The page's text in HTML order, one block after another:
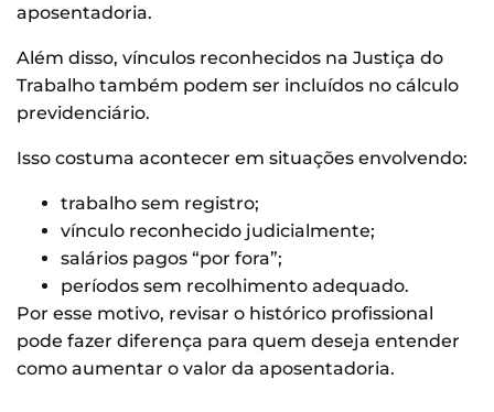
aposentadoria.
Além disso, vínculos reconhecidos na Justiça do
Trabalho também podem ser incluídos no cálculo
previdenciário.
Isso costuma acontecer em situações envolvendo:
trabalho sem registro;
vínculo reconhecido judicialmente;
salários pagos “por fora”;
períodos sem recolhimento adequado.
Por esse motivo, revisar o histórico profissional
pode fazer diferença para quem deseja entender
como aumentar o valor da aposentadoria.